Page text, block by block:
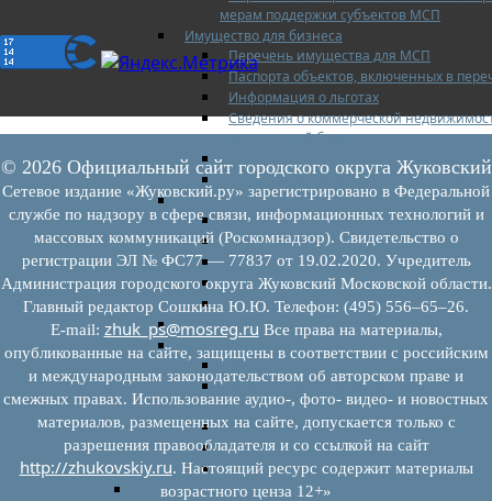
мерам поддержки субъектов МСП
Имущество для бизнеса
Перечень имущества для МСП
Паспорта объектов, включенных в
Информация о льготах
Сведения о коммерческой
предлагаемой бизнесу
Сведения о проводимых торгах
Инвестиционная карта Московской
Коллегиальный орган
Регламентирующие документы
График заседаний
Протоколы заседаний
Отчеты о деятельности
Иные документы
Материалы Корпорации МСП
Вопрос-ответ
Общие вопросы
Наполнение и актуализация перечней
имущества
Предоставление имущества
Выкуп имущества
Прочие
Информационная поддержка
© 2026 Официальный сайт городского округа Жуковский
Сетевое издание «Жуковский.ру» зарегистрировано в Федеральной
службе по надзору в сфере связи, информационных технологий и
массовых коммуникаций (Роскомнадзор). Свидетельство о
регистрации ЭЛ № ФС77 — 77837 от 19.02.2020. Учредитель
Администрация городского округа Жуковский Московской области.
Главный редактор Сошкина Ю.Ю. Телефон: (495) 556–65–26.
E‑mail: zhuk_ps@mosreg.ru Все права на материалы,
опубликованные на сайте, защищены в соответствии с российским
и международным законодательством об авторском праве и
смежных правах. Использование аудио-, фото- видео- и новостных
материалов, размещенных на сайте, допускается только с
разрешения правообладателя и со ссылкой на сайт
http://zhukovskiy.ru. Настоящий ресурс содержит материалы
возрастного ценза 12+»